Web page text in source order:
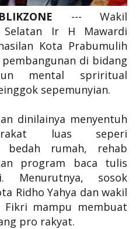
--- Wakil
Selatan Ir H Mawardi
Kota Prabumulih
di bidang
mental spriritual
sepemunyian.
dinilainya menyentuh
luas seperi
bedah rumah, rehab
program baca tulis
Menurutnya, sosok
Ridho Yahya dan wakil
Fikri mampu membuat
pro rakyat.